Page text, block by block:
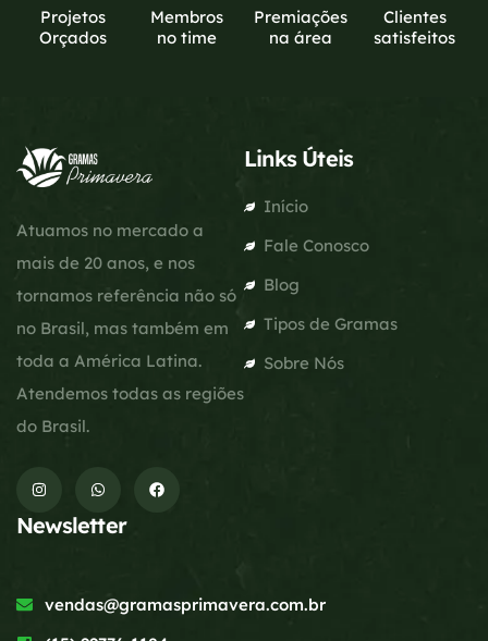
Projetos
Orçados
Membros
no time
Premiações
na área
Clientes
satisfeitos
Atuamos no mercado a
mais de 20 anos, e nos
tornamos referência não só
no Brasil, mas também em
toda a América Latina.
Atendemos todas as regiões
do Brasil.
Links Úteis
Início
Fale Conosco
Blog
Tipos de Gramas
Sobre Nós
Newsletter
vendas@gramasprimavera.com.br